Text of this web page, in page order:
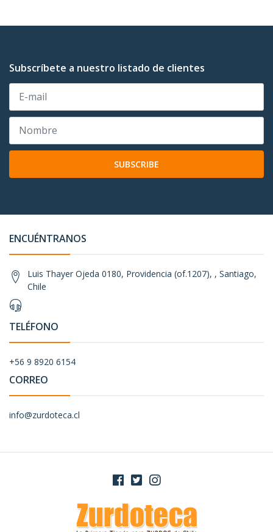
Subscríbete a nuestro listado de clientes
SUBSCRIBE
ENCUÉNTRANOS
Luis Thayer Ojeda 0180, Providencia (of.1207), , Santiago,
Chile
TELÉFONO
+56 9 8920 6154
CORREO
info@zurdoteca.cl